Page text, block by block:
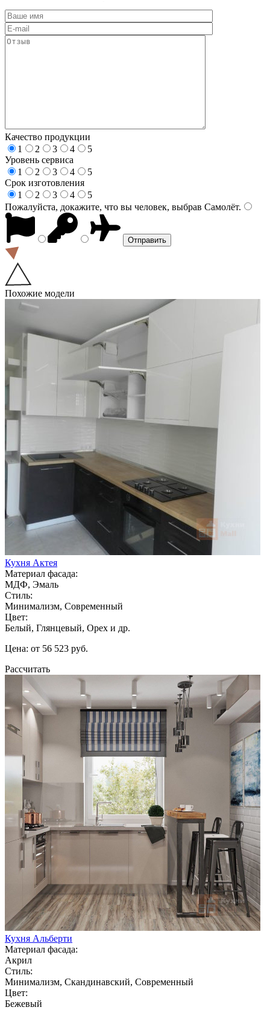
Качество продукции
1
2 3 4
5
Уровень сервиса
1
2 3 4
5
Срок изготовления
1
2 3 4
5
Пожалуйста, докажите, что вы человек, выбрав Самолёт.
Похожие модели
Кухня Актея
Материал фасада:
МДФ, Эмаль
Стиль:
Минимализм, Современный
Цвет:
Белый, Глянцевый, Орех и др.
Цена: от 56 523 руб.
Рассчитать
Кухня Альберти
Материал фасада:
Акрил
Стиль:
Минимализм, Скандинавский, Современный
Цвет:
Бежевый